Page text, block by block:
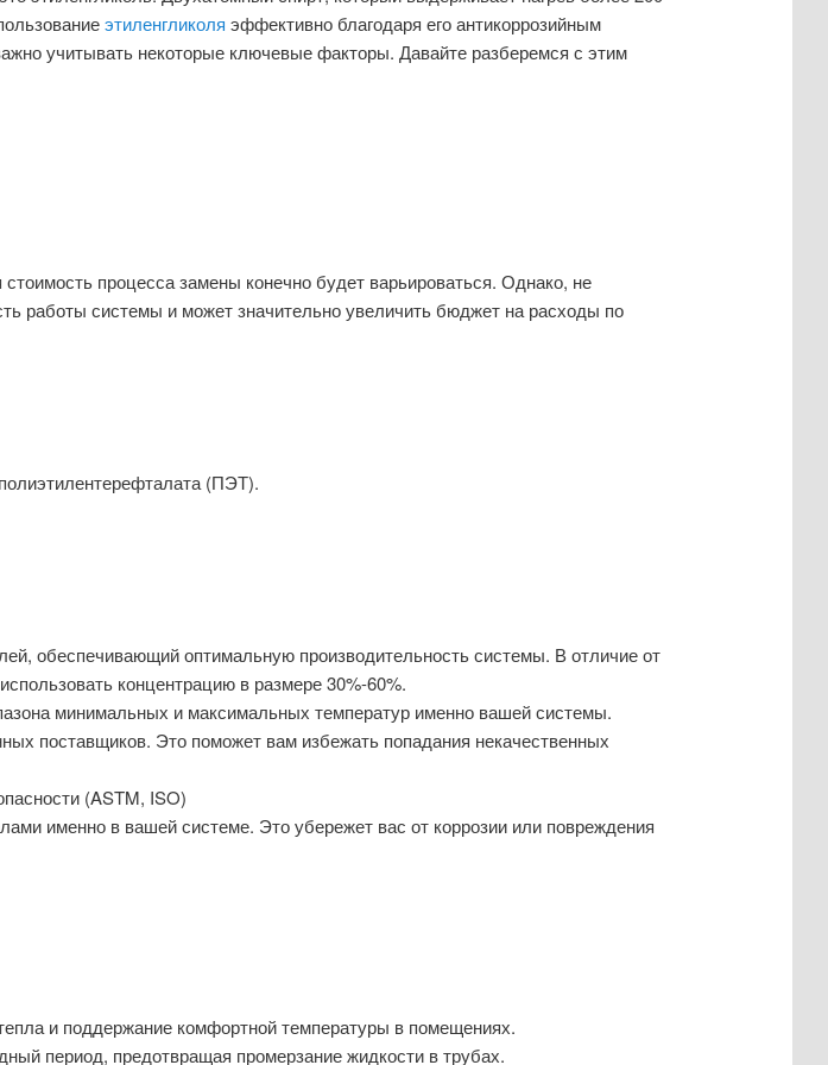
этиленгликоля эффективно благодаря его антикоррозийным
учитывать некоторые ключевые факторы. Давайте разберемся с этим
процесса замены конечно будет варьироваться. Однако, не
работы системы и может значительно увеличить бюджет на расходы по
(ПЭТ).
обеспечивающий оптимальную производительность системы. В отличие от
концентрацию в размере 30%-60%.
минимальных и максимальных температур именно вашей системы.
поставщиков. Это поможет вам избежать попадания некачественных
(ASTM, ISO)
именно в вашей системе. Это убережет вас от коррозии или повреждения
и поддержание комфортной температуры в помещениях.
период, предотвращая промерзание жидкости в трубах.